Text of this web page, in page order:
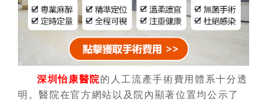
深圳怡康醫院的人工流產手術費用體系十分透
明。醫院在官方網站以及院內顯著位置均公示了